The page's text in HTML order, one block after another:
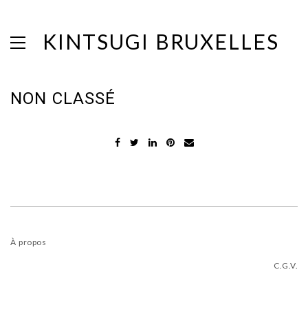
KINTSUGI BRUXELLES
NON CLASSÉ
À propos
C.G.V.